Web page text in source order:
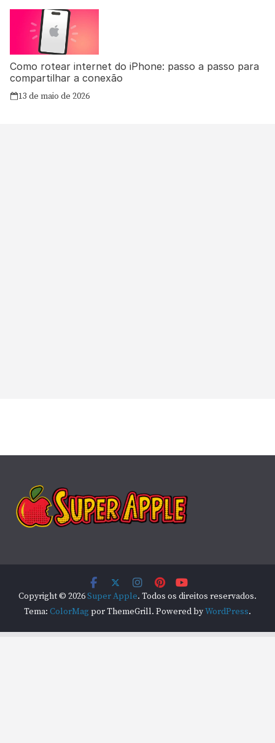
Como rotear internet do iPhone: passo a passo para
compartilhar a conexão
13 de maio de 2026
Copyright © 2026Super Apple. Todos os direitos reservados.
Tema: ColorMag por ThemeGrill. Powered byWordPress.